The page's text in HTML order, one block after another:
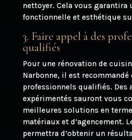
nettoyer. Cela vous garantira
fonctionnelle et esthétique
3. Faire appel à des
qualifiés
Pour une rénovation de
Narbonne, il est recommandé
professionnels qualifiés. Des
expérimentés sauront vous
meilleures solutions en
matériaux et d’agencement.
permettra d’obtenir un